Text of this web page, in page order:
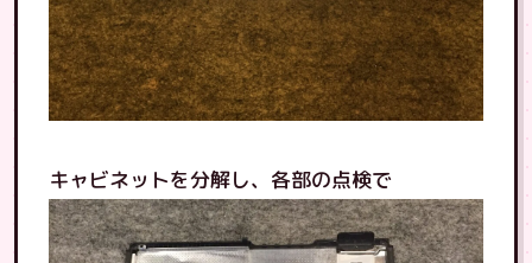
キャビネットを分解し、各部の点検で